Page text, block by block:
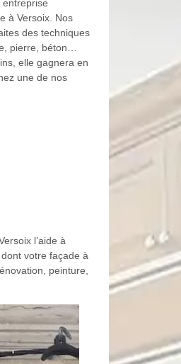
à Versoix. Nos
des techniques
pierre, béton…
elle gagnera en
une de nos
l’aide à
votre façade à
peinture,